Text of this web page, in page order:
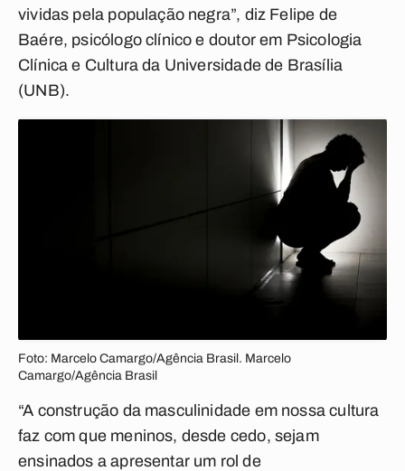
vividas pela população negra”, diz Felipe de
Baére, psicólogo clínico e doutor em Psicologia
Clínica e Cultura da Universidade de Brasília
(UNB).
Foto: Marcelo Camargo/Agência Brasil. Marcelo
Camargo/Agência Brasil
“A construção da masculinidade em nossa cultura
faz com que meninos, desde cedo, sejam
ensinados a apresentar um rol de